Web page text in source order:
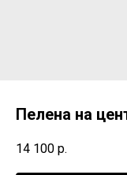
Пелена на
14 100 р.